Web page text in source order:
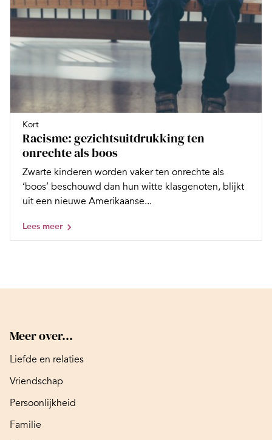
Kort
Racisme: gezichtsuitdrukking ten
onrechte als boos
Zwarte kinderen worden vaker ten onrechte als
‘boos’ beschouwd dan hun witte klasgenoten, blijkt
uit een nieuwe Amerikaanse...
Lees meer
Meer over...
Liefde en relaties
Vriendschap
Persoonlijkheid
Familie